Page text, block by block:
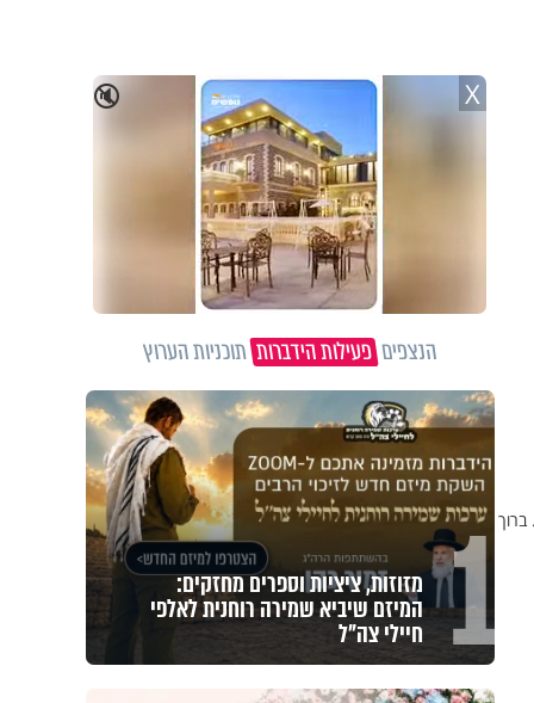
🔇 X
הנצפיםפעילות הידברותתוכניות הערוץ
1 מזוזות, ציציות וספרים מחזקים:
המיזם שיביא שמירה רוחנית לאלפי
חיילי צה"ל